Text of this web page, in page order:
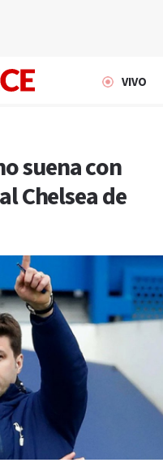
VIVO
suena con
Chelsea de